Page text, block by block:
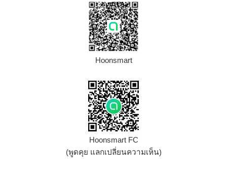
Hoonsmart
Hoonsmart FC
(พูดคุย แลกเปลี่ยนความเห็น)